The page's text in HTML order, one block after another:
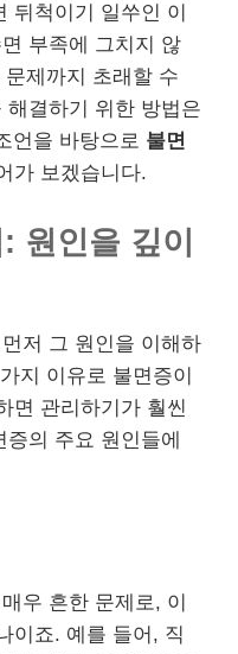
뒤척이기 일쑤인 이
부족에 그치지 않
제까지 초래할 수
결하기 위한 방법은
언을 바탕으로 불면
가 보겠습니다.
원인을 깊이
저 그 원인을 이해하
지 이유로 불면증이
면 관리하기가 훨씬
의 주요 원인들에
우 흔한 문제로, 이
이죠. 예를 들어, 직